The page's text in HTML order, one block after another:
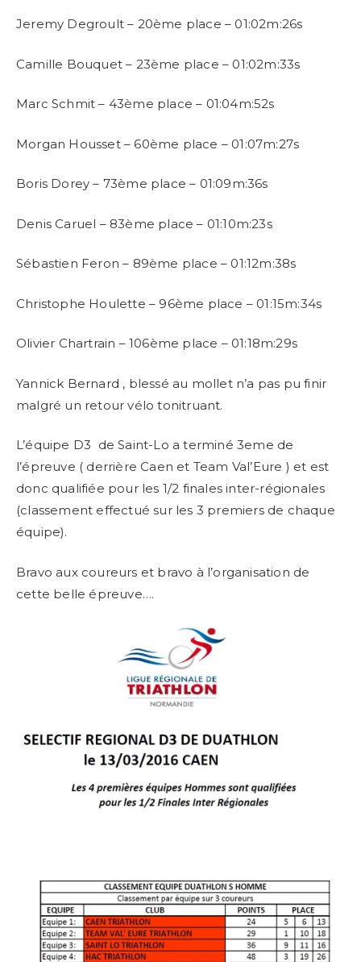
Jeremy Degroult – 20ème place – 01:02m:26s
Camille Bouquet – 23ème place – 01:02m:33s
Marc Schmit – 43ème place – 01:04m:52s
Morgan Housset – 60ème place – 01:07m:27s
Boris Dorey – 73ème place – 01:09m:36s
Denis Caruel – 83ème place – 01:10m:23s
Sébastien Feron – 89ème place – 01:12m:38s
Christophe Houlette – 96ème place – 01:15m:34s
Olivier Chartrain – 106ème place – 01:18m:29s
Yannick Bernard , blessé au mollet n’a pas pu finir
malgré un retour vélo tonitruant.
L’équipe D3 de Saint-Lo a terminé 3eme de
l’épreuve ( derrière Caen et Team Val’Eure ) et est
donc qualifiée pour les 1/2 finales inter-régionales
(classement effectué sur les 3 premiers de chaque
équipe).
Bravo aux coureurs et bravo à l’organisation de
cette belle épreuve….